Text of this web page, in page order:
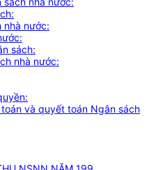
nhà nước:
sách:
nhà nước:
và quyết toán Ngân sách